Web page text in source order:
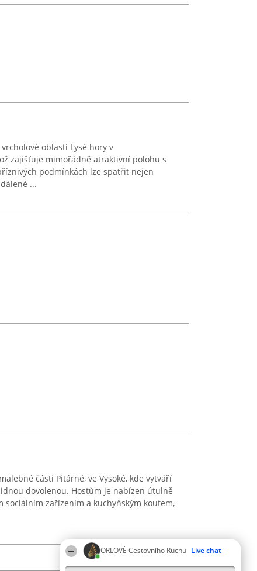
ORLOVÉ Cestovního Ruchu Live chat
oblasti Lysé hory v
zajišťuje mimořádně atraktivní polohu s
podmínkách lze spatřit nejen
...
části Pitárné, ve Vysoké, kde vytváří
dovolenou. Hostům je nabízen útulně
sociálním zařízením a kuchyňským koutem,